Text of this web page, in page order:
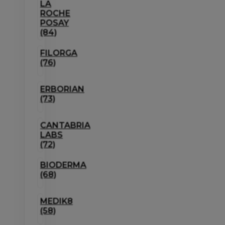
LA
ROCHE
POSAY
(84)
FILORGA
(76)
ERBORIAN
(73)
CANTABRIA
LABS
(72)
BIODERMA
(68)
MEDIK8
(58)